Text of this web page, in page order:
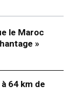
le Maroc
»
64 km de